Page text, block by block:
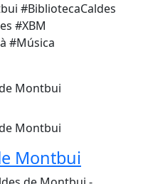
#BibliotecaCaldes
#XBM
#Música
Montbui
Montbui
Montbui